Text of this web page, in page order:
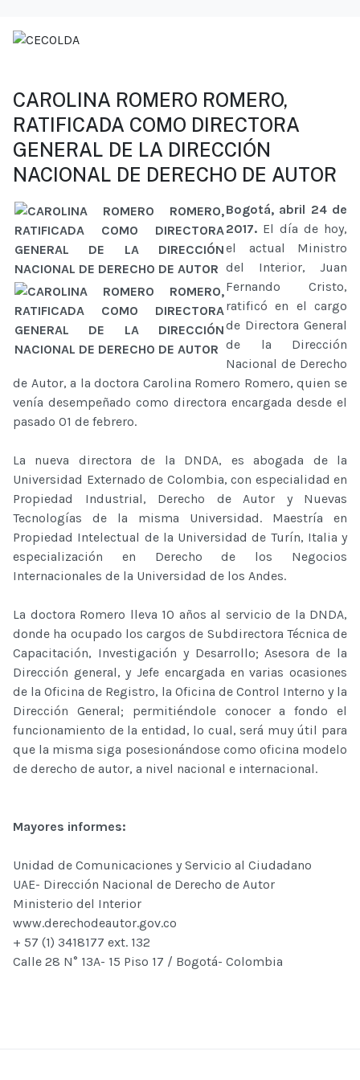
CAROLINA ROMERO ROMERO,
RATIFICADA COMO DIRECTORA
GENERAL DE LA DIRECCIÓN
NACIONAL DE DERECHO DE AUTOR
Bogotá, abril 24 de
2017. El día de hoy,
el actual Ministro
del Interior, Juan
Fernando Cristo,
ratificó en el cargo
de Directora General
de la Dirección
Nacional de Derecho
de Autor, a la doctora Carolina Romero Romero, quien se
venía desempeñado como directora encargada desde el
pasado 01 de febrero.
La nueva directora de la DNDA, es abogada de la
Universidad Externado de Colombia, con especialidad en
Propiedad Industrial, Derecho de Autor y Nuevas
Tecnologías de la misma Universidad. Maestría en
Propiedad Intelectual de la Universidad de Turín, Italia y
especialización en Derecho de los Negocios
Internacionales de la Universidad de los Andes.
La doctora Romero lleva 10 años al servicio de la DNDA,
donde ha ocupado los cargos de Subdirectora Técnica de
Capacitación, Investigación y Desarrollo; Asesora de la
Dirección general, y Jefe encargada en varias ocasiones
de la Oficina de Registro, la Oficina de Control Interno y la
Dirección General; permitiéndole conocer a fondo el
funcionamiento de la entidad, lo cual, será muy útil para
que la misma siga posesionándose como oficina modelo
de derecho de autor, a nivel nacional e internacional.
Mayores informes:
Unidad de Comunicaciones y Servicio al Ciudadano
UAE- Dirección Nacional de Derecho de Autor
Ministerio del Interior
www.derechodeautor.gov.co
+ 57 (1) 3418177 ext. 132
Calle 28 N° 13A- 15 Piso 17 / Bogotá- Colombia